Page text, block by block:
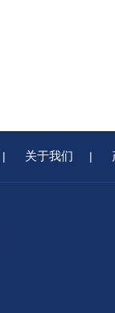
| 关于我们 |